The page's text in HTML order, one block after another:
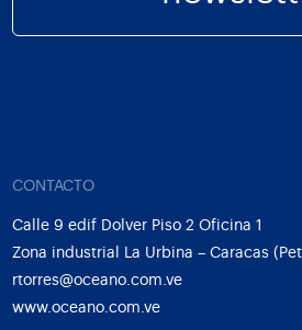
CONTACTO
Calle 9 edif Dolver Piso 2 Oficina 1
Zona industrial La Urbina – Caracas
rtorres@oceano.com.ve
www.oceano.com.ve